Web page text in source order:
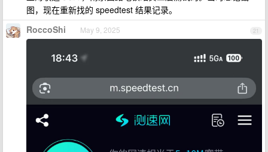
图，现在重新找的 speedtest 结果记录。
21
RoccoShi May 9, 2025